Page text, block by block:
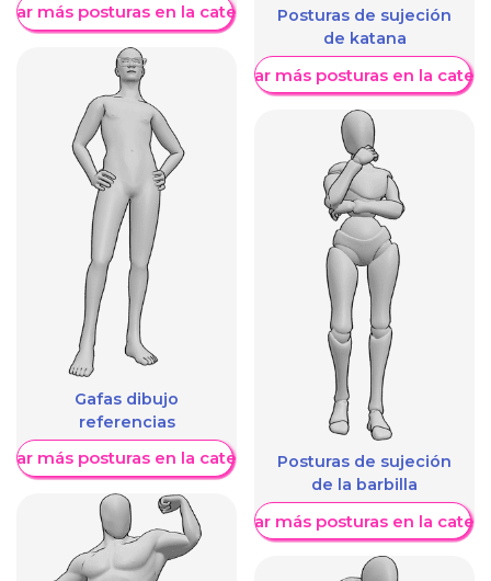
más posturas en la categoría
Gafas dibujo
referencias
más posturas en la categoría
Posturas de sujeción
de katana
Mostrar más posturas en la
Posturas de sujeción
de la barbilla
Mostrar más posturas en la